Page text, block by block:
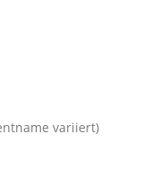
variiert)